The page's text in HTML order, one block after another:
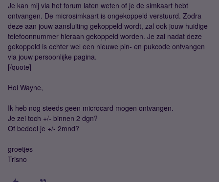
Je kan mij via het forum laten weten of je de simkaart hebt
ontvangen. De microsimkaart is ongekoppeld verstuurd. Zodra
deze aan jouw aansluiting gekoppeld wordt, zal ook jouw huidige
telefoonnummer hieraan gekoppeld worden. Je zal nadat deze
gekoppeld is echter wel een nieuwe pin- en pukcode ontvangen
via jouw persoonlijke pagina.
[/quote]
Hoi Wayne,
Ik heb nog steeds geen microcard mogen ontvangen.
Je zei toch +/- binnen 2 dgn?
Of bedoel je +/- 2mnd?
groetjes
Trisno